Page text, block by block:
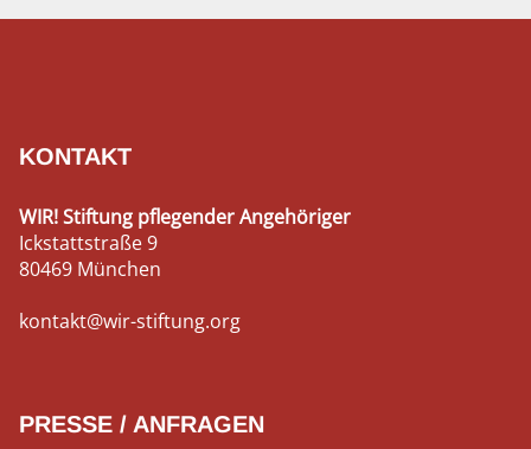
KONTAKT
WIR! Stiftung pflegender Angehöriger
Ickstattstraße 9
80469 München
kontakt@wir-stiftung.org
PRESSE / ANFRAGEN